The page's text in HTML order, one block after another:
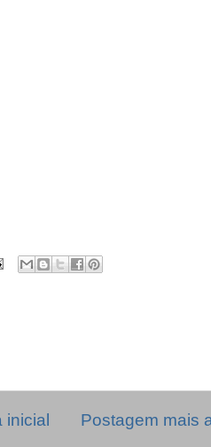
Postagem mais
inicial